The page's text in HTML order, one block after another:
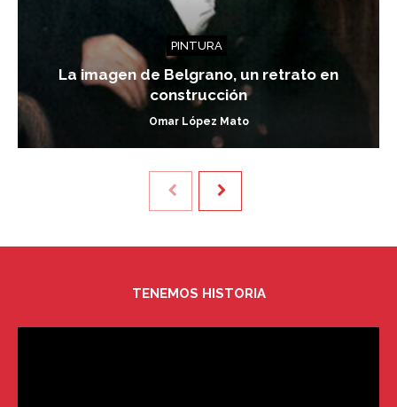
PINTURA
La imagen de Belgrano, un retrato en
construcción
Omar López Mato
TENEMOS HISTORIA